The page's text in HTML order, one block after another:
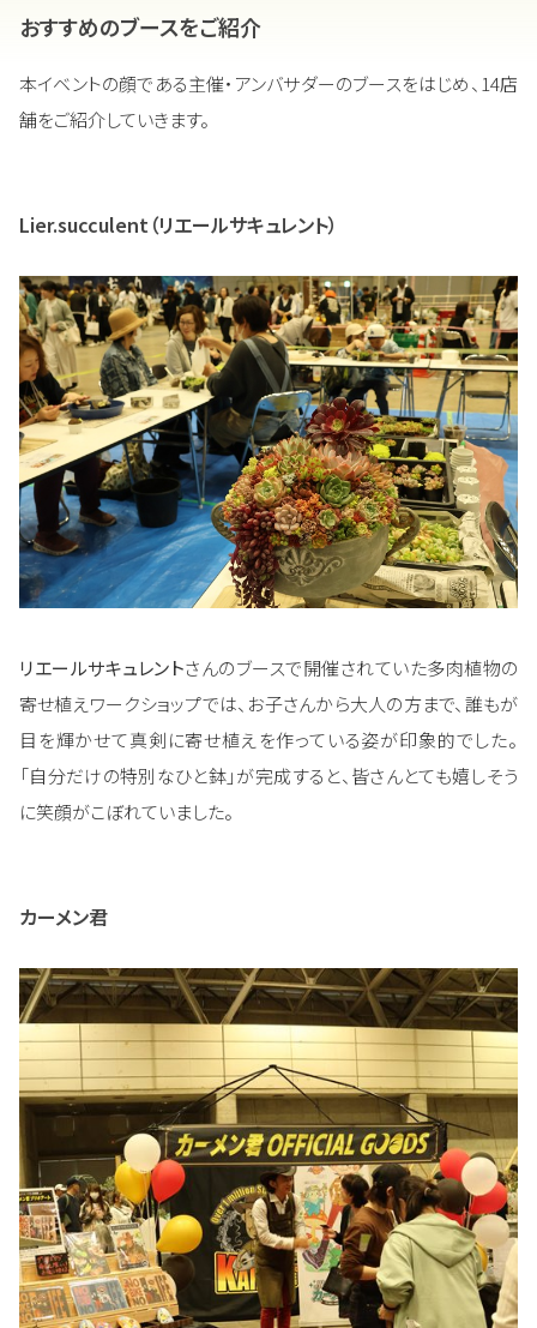
おすすめのブースをご紹介
本イベントの顔である主催・アンバサダーのブースをはじめ、14店
舗をご紹介していきます。
Lier.succulent（リエールサキュレント）
リエールサキュレントさんのブースで開催されていた多肉植物の
寄せ植えワークショップでは、お子さんから大人の方まで、誰もが
目を輝かせて真剣に寄せ植えを作っている姿が印象的でした。
「自分だけの特別なひと鉢」が完成すると、皆さんとても嬉しそう
に笑顔がこぼれていました。
カーメン君